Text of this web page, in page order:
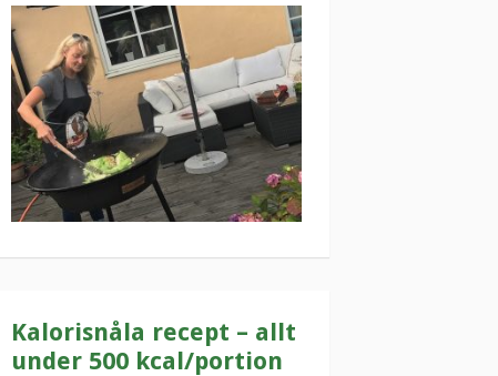
Kalorisnåla recept – allt
under 500 kcal/portion